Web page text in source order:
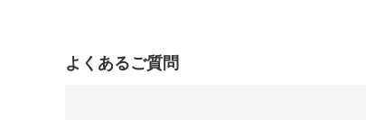
よくあるご質問